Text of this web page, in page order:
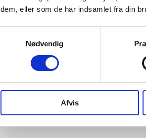
dem, eller som de har indsamlet fra din
Nødvendig
Afvis
Danish Art Weaving